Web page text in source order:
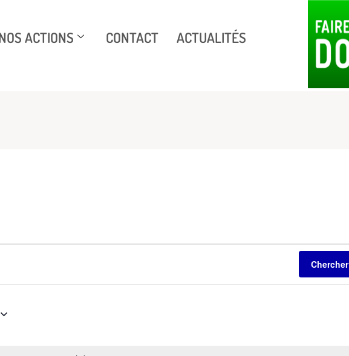
ACTIONS CONTACT ACTUALITÉS
Chercher